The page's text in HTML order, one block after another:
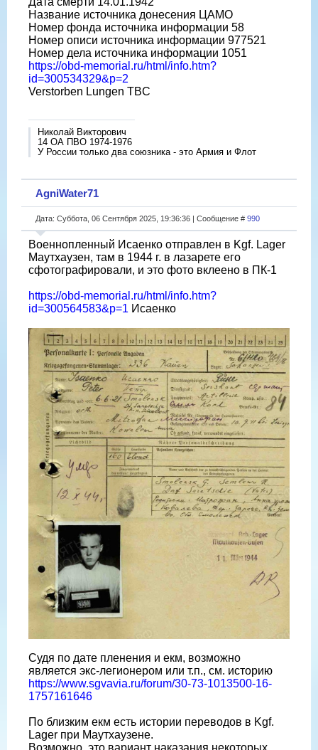
Название источника донесения ЦАМО
Номер фонда источника информации 58
Номер описи источника информации 977521
Номер дела источника информации 1051
https://obd-memorial.ru/html/info.htm?
id=300534329&p=2
Verstorben Lungen TBC
Николай Викторович
14 ОА ПВО 1974-1976
У России только два союзника - это Армия и Флот
AgniWater71
Дата: Суббота, 06 Сентября 2025, 19:36:36 | Сообщение # 990
Военнопленный Исаенко отправлен в Kgf. Lager
Маутхаузен, там в 1944 г. в лазарете его
сфотографировали, и это фото вклеено в ПК-1
https://obd-memorial.ru/html/info.htm?
id=300564583&p=1 Исаенко
Судя по дате пленения и екм, возможно
является экс-легионером или т.п., см. историю
https://www.sgvavia.ru/forum/30-73-1013500-16-
1757161646
По близким екм есть истории переводов в Kgf.
Lager при Маутхаузене.
Возможно, это вариант наказания некоторых